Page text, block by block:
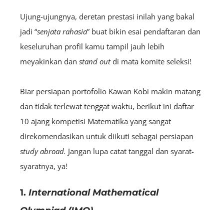
Ujung-ujungnya, deretan prestasi inilah yang bakal
jadi “senjata rahasia” buat bikin esai pendaftaran dan
keseluruhan profil kamu tampil jauh lebih
meyakinkan dan stand outdi mata komite seleksi!
Biar persiapan portofolio Kawan Kobi makin matang
dan tidak terlewat tenggat waktu, berikut ini daftar
10 ajang kompetisi Matematika yang sangat
direkomendasikan untuk diikuti sebagai persiapan
study abroad. Jangan lupa catat tanggal dan syarat-
syaratnya, ya!
1. International Mathematical